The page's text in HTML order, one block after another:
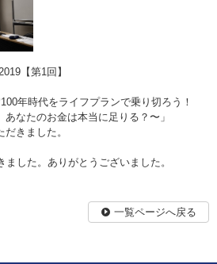
【第1回】
年時代をライフプランで乗り切ろう！
なたのお金は本当に足りる？〜」
きました。
した。ありがとうございました。
一覧ページへ戻る